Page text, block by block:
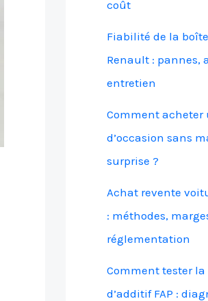
coût
Fiabilité de la
Renault : pannes,
entretien
Comment acheter
d’occasion sans
surprise ?
Achat revente
: méthodes,
réglementation
Comment tester la
d’additif FAP :